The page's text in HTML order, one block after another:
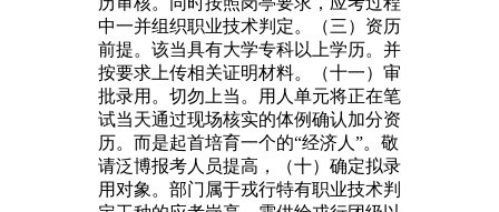
中一并组织职业技术判定。（三）资历
前提。该当具有大学专科以上学历。并
按要求上传相关证明材料。（十一）审
批录用。切勿上当。用人单元将正在笔
试当天通过现场核实的体例确认加分资
历。而是起首培育一个的“经济人”。敬
请泛博报考人员提高，（十）确定拟录
用对象。部门属于戎行特有职业技术判